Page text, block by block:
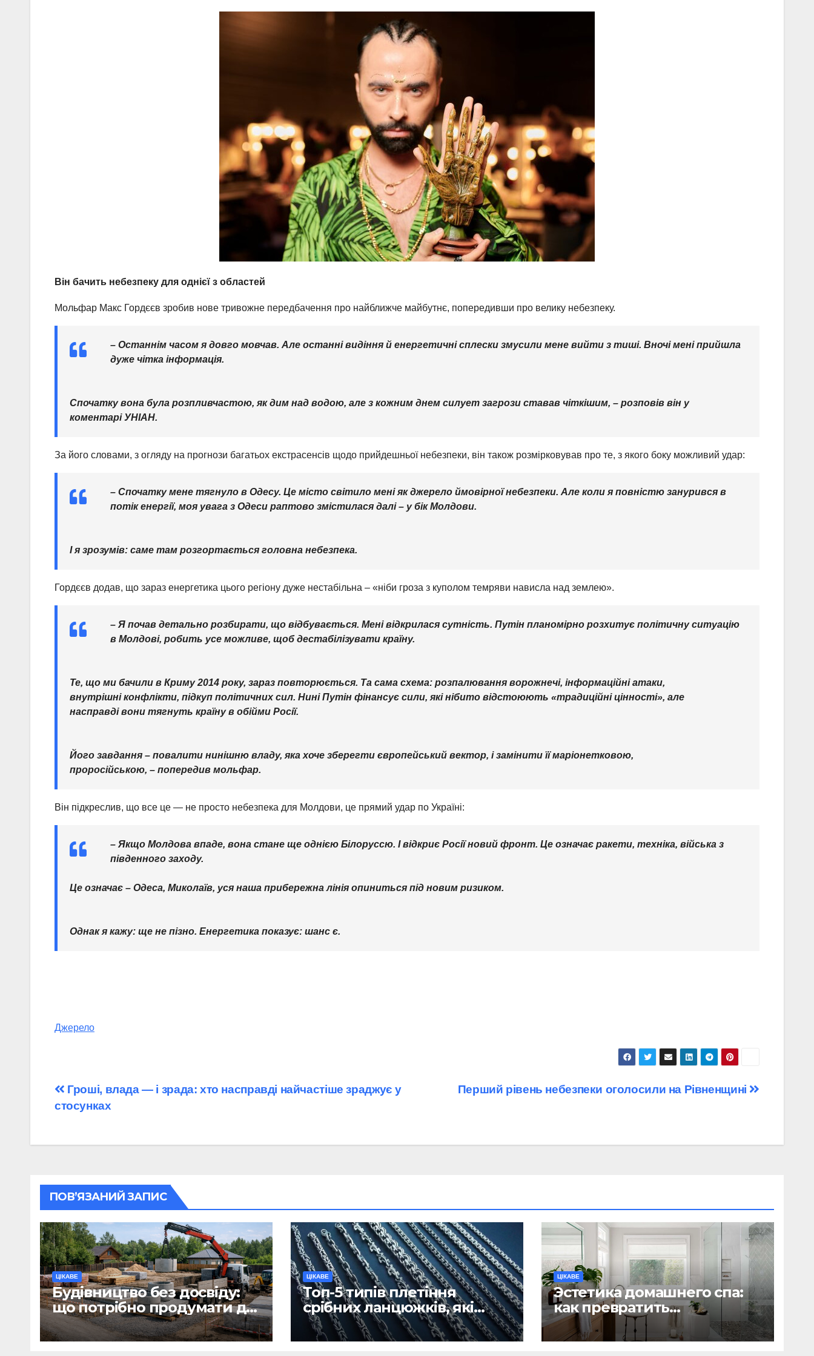
Він бачить небезпеку для однієї з областей
Мольфар Макс Гордєєв зробив нове тривожне передбачення про найближче майбутнє, попередивши про велику небезпеку.
– Останнім часом я довго мовчав. Але останні видіння й енергетичні сплески змусили мене вийти з тиші. Вночі мені прийшла
дуже чітка інформація.
Спочатку вона була розпливчастою, як дим над водою, але з кожним днем силует загрози ставав чіткішим, – розповів він у
коментарі УНІАН.
За його словами, з огляду на прогнози багатьох екстрасенсів щодо прийдешньої небезпеки, він також розмірковував про те, з якого боку можливий удар:
– Спочатку мене тягнуло в Одесу. Це місто світило мені як джерело ймовірної небезпеки. Але коли я повністю занурився в
потік енергії, моя увага з Одеси раптово змістилася далі – у бік Молдови.
І я зрозумів: саме там розгортається головна небезпека.
Гордєєв додав, що зараз енергетика цього регіону дуже нестабільна – «ніби гроза з куполом темряви нависла над землею».
– Я почав детально розбирати, що відбувається. Мені відкрилася сутність. Путін планомірно розхитує політичну ситуацію
в Молдові, робить усе можливе, щоб дестабілізувати країну.
Те, що ми бачили в Криму 2014 року, зараз повторюється. Та сама схема: розпалювання ворожнечі, інформаційні атаки,
внутрішні конфлікти, підкуп політичних сил. Нині Путін фінансує сили, які нібито відстоюють «традиційні цінності», але
насправді вони тягнуть країну в обійми Росії.
Його завдання – повалити нинішню владу, яка хоче зберегти європейський вектор, і замінити її маріонетковою,
проросійською, – попередив мольфар.
Він підкреслив, що все це — не просто небезпека для Молдови, це прямий удар по Україні:
– Якщо Молдова впаде, вона стане ще однією Білоруссю. І відкриє Росії новий фронт. Це означає ракети, техніка, війська з
південного заходу.
Це означає – Одеса, Миколаїв, уся наша прибережна лінія опиниться під новим ризиком.
Однак я кажу: ще не пізно. Енергетика показує: шанс є.
Джерело
Навігація
записів
Перший рівень небезпеки оголосили на Рівненщині
Гроші, влада — і зрада: хто насправді найчастіше зраджує у
стосунках
ПОВ’ЯЗАНИЙ ЗАПИС
ЦІКАВЕ
Будівництво без досвіду:
що потрібно продумати до
першої доставки на
ділянку
ЦІКАВЕ
Топ-5 типів плетіння
срібних ланцюжків, які
вважаються
найнадійнішими
ЦІКАВЕ
Эстетика домашнего спа:
как превратить
ежедневную гигиену в
восстанавливающий